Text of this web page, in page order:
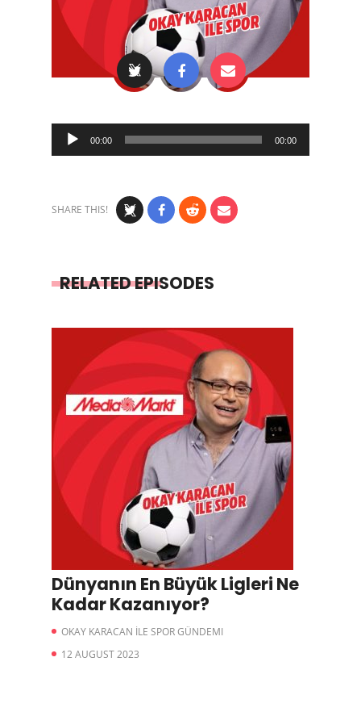
Audio
Player
00:00 00:00
SHARE THIS!
RELATED EPISODES
Dünyanın En Büyük Ligleri Ne
Kadar Kazanıyor?
OKAY KARACAN İLE SPOR GÜNDEMI
12 AUGUST 2023